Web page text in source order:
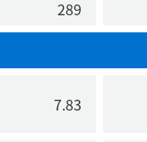
289
7.83